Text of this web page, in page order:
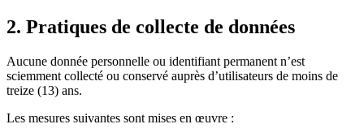
2. Pratiques de collecte de données
Aucune donnée personnelle ou identifiant permanent n’est
sciemment collecté ou conservé auprès d’utilisateurs de moins de
treize (13) ans.
Les mesures suivantes sont mises en œuvre :